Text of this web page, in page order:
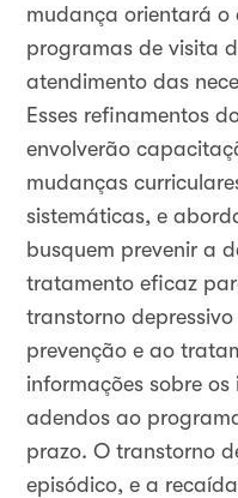
mudança orientará o
programas de visita
atendimento das
Esses refinamentos
envolverão
mudanças
sistemáticas, e
busquem prevenir a
tratamento eficaz
transtorno
prevenção e ao
informações sobre os
adendos ao
prazo. O transtorno
episódico, e a